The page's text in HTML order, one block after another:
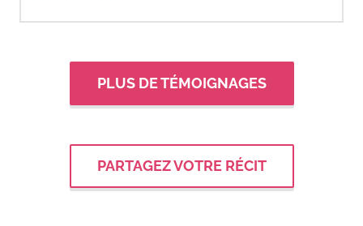
PLUS DE TÉMOIGNAGES
PARTAGEZ VOTRE RÉCIT